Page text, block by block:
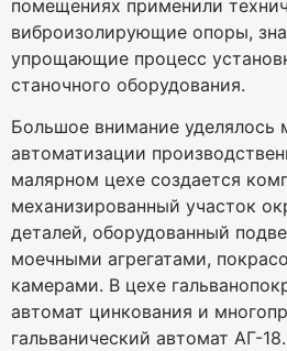
помещениях применили
виброизолирующие опоры,
упрощающие процесс
станочного оборудования.
Большое внимание уделялось
автоматизации
малярном цехе создается
механизированный участок
деталей, оборудованный
моечными агрегатами,
камерами. В цехе
автомат цинкования и
гальванический автомат АГ-